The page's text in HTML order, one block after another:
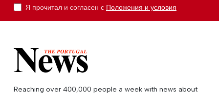
Я прочитал и согласен с Положения и условия
Reaching over 400,000 people a week with news about